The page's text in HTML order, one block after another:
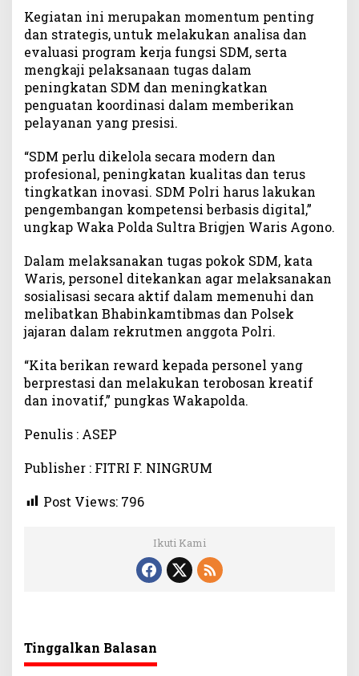
e
r
s
o
n
e
l
T
r
u
s
B
e
r
n
o
v
a
s
d
a
K
a
a
D
Kegiatan ini merupakan momentum penting
dan strategis, untuk melakukan analisa dan
evaluasi program kerja fungsi SDM, serta
mengkaji pelaksanaan tugas dalam
peningkatan SDM dan meningkatkan
penguatan koordinasi dalam memberikan
pelayanan yang presisi.
“SDM perlu dikelola secara modern dan
profesional, peningkatan kualitas dan terus
tingkatkan inovasi. SDM Polri harus lakukan
pengembangan kompetensi berbasis digital,”
ungkap Waka Polda Sultra Brigjen Waris Agono.
Dalam melaksanakan tugas pokok SDM, kata
Waris, personel ditekankan agar melaksanakan
sosialisasi secara aktif dalam memenuhi dan
melibatkan Bhabinkamtibmas dan Polsek
jajaran dalam rekrutmen anggota Polri.
“Kita berikan reward kepada personel yang
berprestasi dan melakukan terobosan kreatif
dan inovatif,” pungkas Wakapolda.
Penulis : ASEP
Publisher : FITRI F. NINGRUM
Post Views: 796
Ikuti Kami
Tinggalkan Balasan